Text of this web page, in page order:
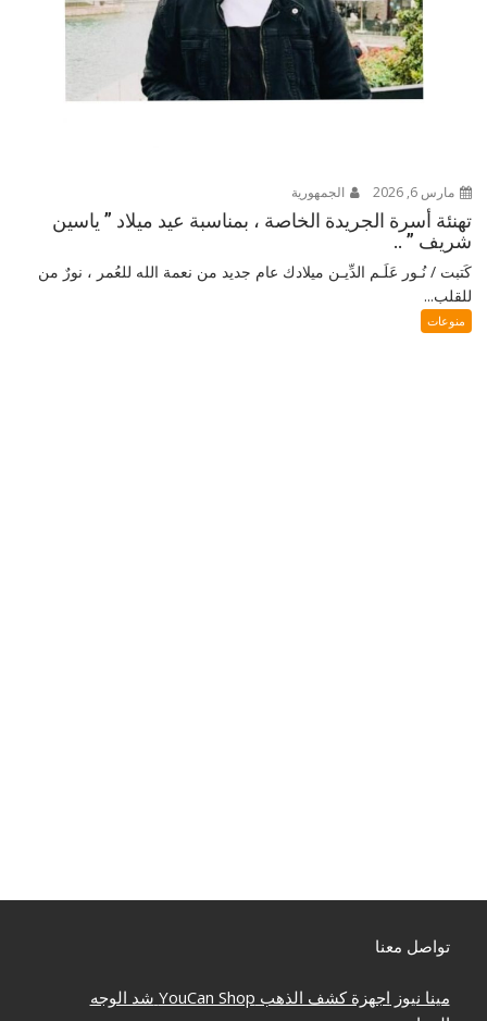
مارس 6, 2026 الجمهورية
تهنئة أسرة الجريدة الخاصة ، بمناسبة عيد ميلاد ” ياسين
شريف ” ..
كَتبت / نُـور عَلَـم الدِّيـن ميلادك عام جديد من نعمة الله للعُمر ، نورٌ من
للقلب...
منوعات
تواصل معنا
مينا نيوز اجهزة كشف الذهب YouCan Shop شد الوجه